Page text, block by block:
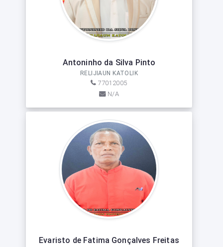
Antoninho da Silva Pinto
RELIJIAUN KATOLIK
77012005
N/A
Evaristo de Fatima Gonçalves Freitas